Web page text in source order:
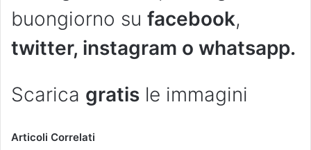
buongiorno su facebook,
twitter, instagram o whatsapp.
Scarica gratis le immagini
Articoli Correlati